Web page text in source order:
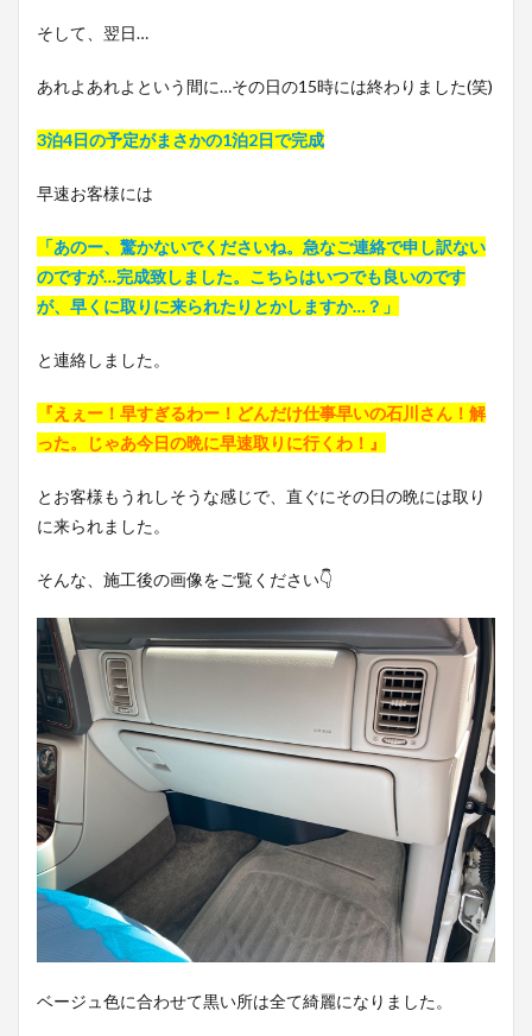
そして、翌日…
あれよあれよという間に…その日の15時には終わりました(笑)
3泊4日の予定がまさかの1泊2日で完成
早速お客様には
「あのー、驚かないでくださいね。急なご連絡で申し訳ない
のですが…完成致しました。こちらはいつでも良いのです
が、早くに取りに来られたりとかしますか…？」
と連絡しました。
『えぇー！早すぎるわー！どんだけ仕事早いの石川さん！解
った。じゃあ今日の晩に早速取りに行くわ！』
とお客様もうれしそうな感じで、直ぐにその日の晩には取り
に来られました。
そんな、施工後の画像をご覧ください👇
ベージュ色に合わせて黒い所は全て綺麗になりました。